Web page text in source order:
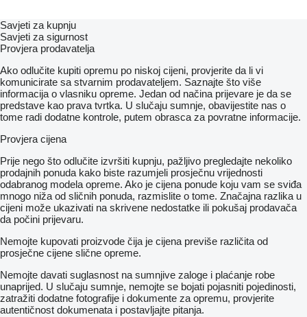
Savjeti za kupnju
Savjeti za sigurnost
Provjera prodavatelja
Ako odlučite kupiti opremu po niskoj cijeni, provjerite da li vi
komunicirate sa stvarnim prodavateljem. Saznajte što više
informacija o vlasniku opreme. Jedan od načina prijevare je da se
predstave kao prava tvrtka. U slučaju sumnje, obavijestite nas o
tome radi dodatne kontrole, putem obrasca za povratne informacije.
Provjera cijena
Prije nego što odlučite izvršiti kupnju, pažljivo pregledajte nekoliko
prodajnih ponuda kako biste razumjeli prosječnu vrijednosti
odabranog modela opreme. Ako je cijena ponude koju vam se sviđa
mnogo niža od sličnih ponuda, razmislite o tome. Značajna razlika u
cijeni može ukazivati ​​na skrivene nedostatke ili pokušaj prodavača
da počini prijevaru.
Nemojte kupovati proizvode čija je cijena previše različita od
prosječne cijene slične opreme.
Nemojte davati suglasnost na sumnjive zaloge i plaćanje robe
unaprijed. U slučaju sumnje, nemojte se bojati pojasniti pojedinosti,
zatražiti dodatne fotografije i dokumente za opremu, provjerite
autentičnost dokumenata i postavljajte pitanja.